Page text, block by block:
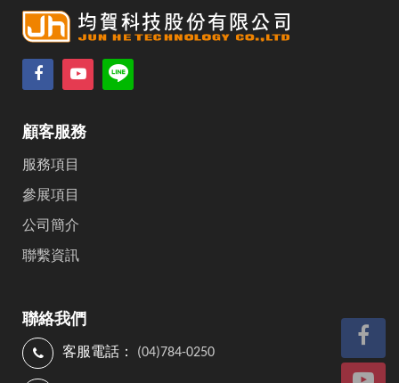
顧客服務
服務項目
參展項目
公司簡介
聯繫資訊
聯絡我們
客服電話： (04)784-0250